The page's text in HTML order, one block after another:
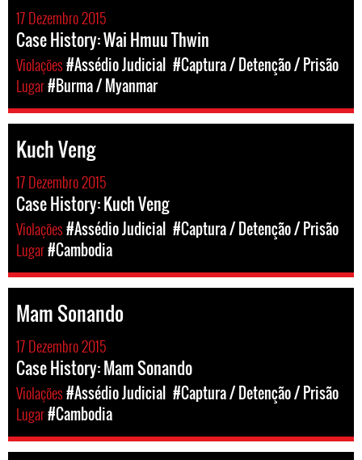
17 Dezembro 2015
Case History: Wai Hmuu Thwin
Violações#Assédio Judicial #Captura / Detenção / Prisão
Lugar#Burma / Myanmar
Kuch Veng
17 Dezembro 2015
Case History: Kuch Veng
Violações#Assédio Judicial #Captura / Detenção / Prisão
Lugar#Cambodia
Mam Sonando
17 Dezembro 2015
Case History: Mam Sonando
Violações#Assédio Judicial #Captura / Detenção / Prisão
Lugar#Cambodia